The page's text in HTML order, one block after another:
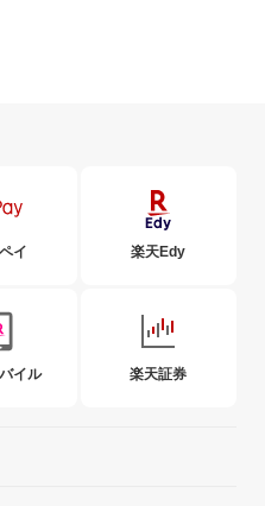
イ 楽天Edy
イル 楽天証券